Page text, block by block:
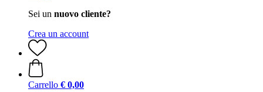
Sei un nuovo cliente?
Crea un account
Carrello € 0,00